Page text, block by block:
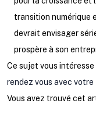
transition numérique
devrait envisager
prospère à son
Ce sujet vous
rendez vous avec
Vous avez trouvé cet